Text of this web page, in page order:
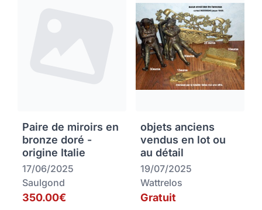
Paire de miroirs en
bronze doré -
origine Italie
17/06/2025
Saulgond
350.00€
objets anciens
vendus en lot ou
au détail
19/07/2025
Wattrelos
Gratuit